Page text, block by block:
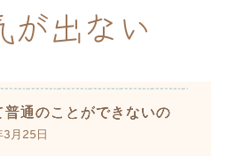
が出ない
普通のことができないの
月25日